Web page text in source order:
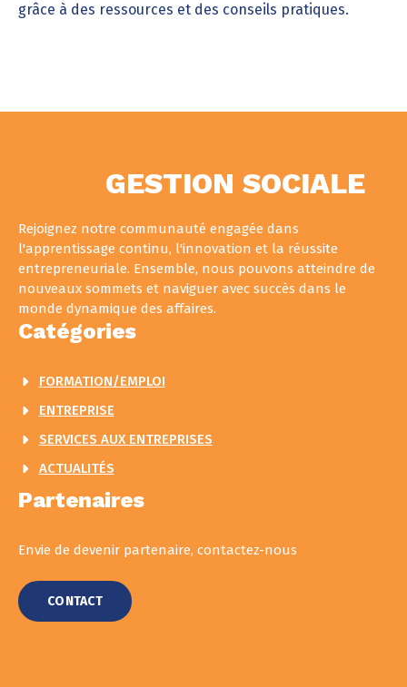
grâce à des ressources et des conseils pratiques.
GESTION SOCIALE
Rejoignez notre communauté engagée dans
l'apprentissage continu, l'innovation et la réussite
entrepreneuriale. Ensemble, nous pouvons atteindre de
nouveaux sommets et naviguer avec succès dans le
monde dynamique des affaires.
Catégories
FORMATION/EMPLOI
ENTREPRISE
SERVICES AUX ENTREPRISES
ACTUALITÉS
Partenaires
Envie de devenir partenaire, contactez-nous
CONTACT